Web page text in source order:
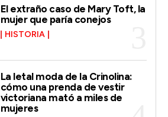
El extraño caso de Mary Toft, la
mujer que paría conejos
HISTORIA
La letal moda de la Crinolina:
cómo una prenda de vestir
victoriana mató a miles de
mujeres